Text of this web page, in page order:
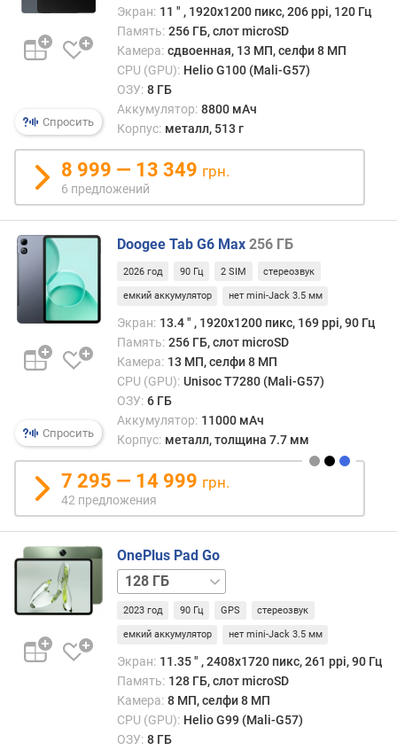
ц
и
а
м
я
т
и
м
а
с
о
ъ
е
а
р
ы
Б
)
у
л
у
ч
Спросить
Экран: 11 ″ , 1920x1200 пикс, 206 ppi, 120 Гц
Память: 256 ГБ, слот microSD
Камера: сдвоенная, 13 МП, селфи 8 МП
CPU (GPU): Helio G100 (Mali-G57)
ОЗУ: 8 ГБ
Аккумулятор: 8800 мАч
Корпус: металл, 513 г
8 999 — 13 349 грн.
6 предложений
Спросить
Doogee Tab G6 Max 256 ГБ
2026 год 90 Гц 2 SIM стереозвук
емкий аккумулятор нет mini-Jack 3.5 мм
Экран: 13.4 ″ , 1920x1200 пикс, 169 ppi, 90 Гц
Память: 256 ГБ, слот microSD
Камера: 13 МП, селфи 8 МП
CPU (GPU): Unisoc T7280 (Mali-G57)
ОЗУ: 6 ГБ
Аккумулятор: 11000 мАч
Корпус: металл, толщина 7.7 мм
7 295 — 14 999 грн.
42 предложения
OnePlus Pad Go
128 ГБ
/
LTE
2023 год 90 Гц GPS стереозвук
емкий аккумулятор нет mini-Jack 3.5 мм
Экран: 11.35 ″ , 2408x1720 пикс, 261 ppi, 90 Гц
Память: 128 ГБ, слот microSD
Камера: 8 МП, селфи 8 МП
CPU (GPU): Helio G99 (Mali-G57)
ОЗУ: 8 ГБ